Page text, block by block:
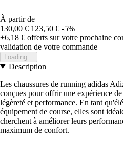
À partir de
130,00 € 123,50 € -5%
+6,18 € offerts sur votre prochaine
validation de votre commande
Loading...
Description
Les chaussures de running adidas
conçues pour offrir une expérience
légèreté et performance. En tant
équipement de course, elles sont
cherchent à améliorer leurs
maximum de confort.